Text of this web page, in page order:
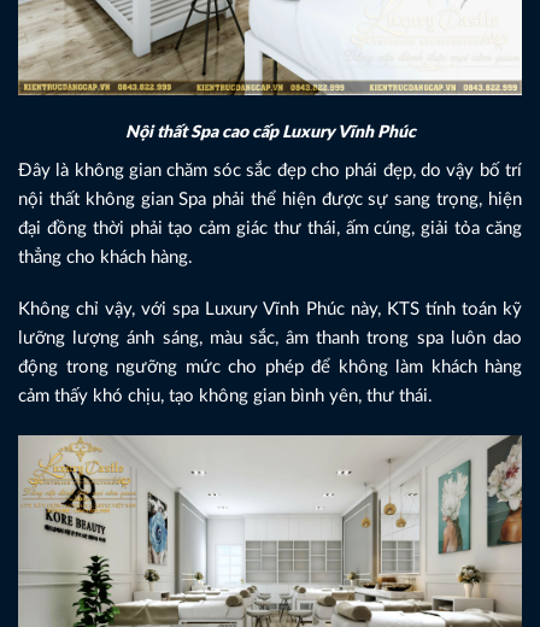
Nội thất Spa cao cấp Luxury Vĩnh Phúc
Đây là không gian chăm sóc sắc đẹp cho phái đẹp, do vậy bố trí
nội thất không gian Spa phải thể hiện được sự sang trọng, hiện
đại đồng thời phải tạo cảm giác thư thái, ấm cúng, giải tỏa căng
thẳng cho khách hàng.
Không chỉ vậy, với spa Luxury Vĩnh Phúc này, KTS tính toán kỹ
lưỡng lượng ánh sáng, màu sắc, âm thanh trong spa luôn dao
động trong ngưỡng mức cho phép để không làm khách hàng
cảm thấy khó chịu, tạo không gian bình yên, thư thái.